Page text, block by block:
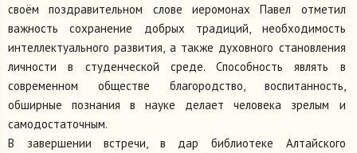
своём поздравительном слове иеромонах Павел отметил
важность сохранение добрых традиций, необходимость
интеллектуального развития, а также духовного становления
личности в студенческой среде. Способность являть в
современном обществе благородство, воспитанность,
обширные познания в науке делает человека зрелым и
самодостаточным.
В завершении встречи, в дар библиотеке Алтайского